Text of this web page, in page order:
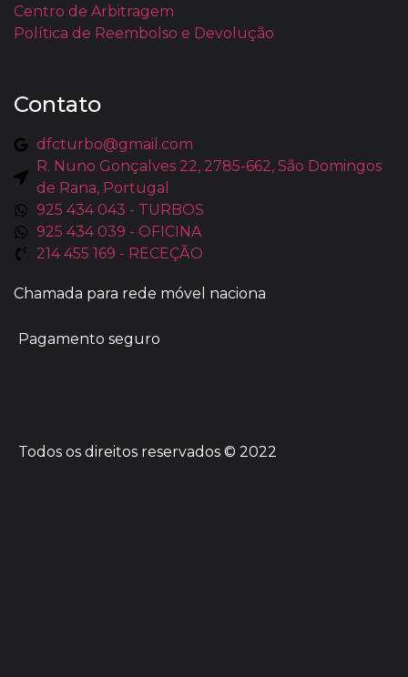
Centro de Arbitragem
Política de Reembolso e Devolução
Contato
dfcturbo@gmail.com
R. Nuno Gonçalves 22, 2785-662, São Domingos
de Rana, Portugal
925 434 043 - TURBOS
925 434 039 - OFICINA
214 455 169 - RECEÇÃO
Chamada para rede móvel naciona
Pagamento seguro
Todos os direitos reservados © 2022